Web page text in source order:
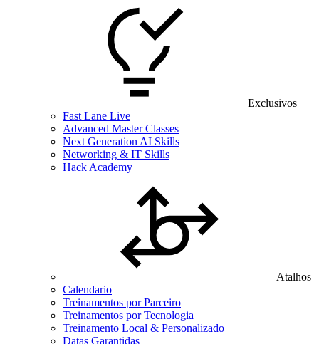
Exclusivos
Fast Lane Live
Advanced Master Classes
Next Generation AI Skills
Networking & IT Skills
Hack Academy
Atalhos
Calendario
Treinamentos por Parceiro
Treinamentos por Tecnologia
Treinamento Local & Personalizado
Datas Garantidas